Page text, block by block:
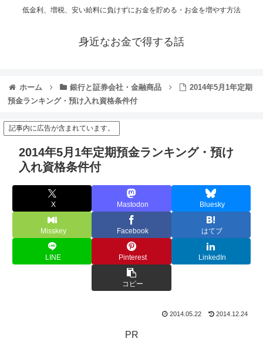
低金利、増税、安い給料に負けずにお金を貯める・お金を増やす方法
身近なお金で得する話
ホーム 銀行と証券会社・金融商品
2014年5月1年定期
預金ランキング・預け入れ資格条件付
記事内に広告が含まれています。
2014年5月1年定期預金ランキング・預け
入れ資格条件付
X Mastodon Bluesky
Misskey Facebook はてブ
LINE Pinterest LinkedIn
コピー
2014.05.22 2014.12.24
PR